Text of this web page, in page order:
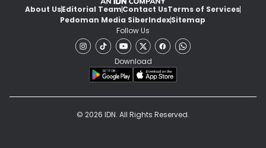
About UsEditorial TeamContact UsTerms of Services
Pedoman Media SiberIndexSitemap
Follow Us
Download
© 2026 IDN. All Rights Reserved.